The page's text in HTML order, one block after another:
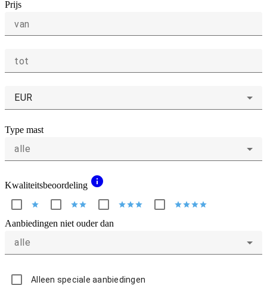
Prijs
van
tot
EUR
Type mast
alle
Kwaliteitsbeoordeling info
star starstar starstarstar starstarstarstar
Aanbiedingen niet ouder dan
alle
Alleen speciale aanbiedingen